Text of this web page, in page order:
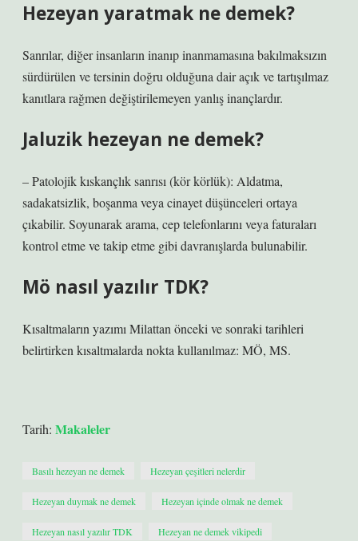
Hezeyan yaratmak ne demek?
Sanrılar, diğer insanların inanıp inanmamasına bakılmaksızın
sürdürülen ve tersinin doğru olduğuna dair açık ve tartışılmaz
kanıtlara rağmen değiştirilemeyen yanlış inançlardır.
Jaluzik hezeyan ne demek?
– Patolojik kıskançlık sanrısı (kör körlük): Aldatma,
sadakatsizlik, boşanma veya cinayet düşünceleri ortaya
çıkabilir. Soyunarak arama, cep telefonlarını veya faturaları
kontrol etme ve takip etme gibi davranışlarda bulunabilir.
Mö nasıl yazılır TDK?
Kısaltmaların yazımı Milattan önceki ve sonraki tarihleri ​​
belirtirken kısaltmalarda nokta kullanılmaz: MÖ, MS.
Tarih: Makaleler
Basılı hezeyan ne demek Hezeyan çeşitleri nelerdir
Hezeyan duymak ne demek Hezeyan içinde olmak ne demek
Hezeyan nasıl yazılır TDK Hezeyan ne demek vikipedi